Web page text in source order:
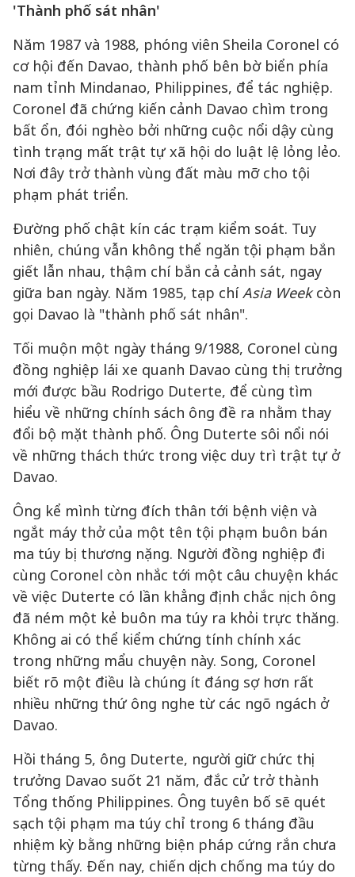
'Thành phố sát nhân'
Năm 1987 và 1988, phóng viên Sheila Coronel có
cơ hội đến Davao, thành phố bên bờ biển phía
nam tỉnh Mindanao, Philippines, để tác nghiệp.
Coronel đã chứng kiến cảnh Davao chìm trong
bất ổn, đói nghèo bởi những cuộc nổi dậy cùng
tình trạng mất trật tự xã hội do luật lệ lỏng lẻo.
Nơi đây trở thành vùng đất màu mỡ cho tội
phạm phát triển.
Đường phố chật kín các trạm kiểm soát. Tuy
nhiên, chúng vẫn không thể ngăn tội phạm bắn
giết lẫn nhau, thậm chí bắn cả cảnh sát, ngay
giữa ban ngày. Năm 1985, tạp chíAsia Weekcòn
gọi Davao là "thành phố sát nhân".
Tối muộn một ngày tháng 9/1988, Coronel cùng
đồng nghiệp lái xe quanh Davao cùng thị trưởng
mới được bầu Rodrigo Duterte, để cùng tìm
hiểu về những chính sách ông đề ra nhằm thay
đổi bộ mặt thành phố. Ông Duterte sôi nổi nói
về những thách thức trong việc duy trì trật tự ở
Davao.
Ông kể mình từng đích thân tới bệnh viện và
ngắt máy thở của một tên tội phạm buôn bán
ma túy bị thương nặng. Người đồng nghiệp đi
cùng Coronel còn nhắc tới một câu chuyện khác
về việc Duterte có lần khẳng định chắc nịch ông
đã ném một kẻ buôn ma túy ra khỏi trực thăng.
Không ai có thể kiểm chứng tính chính xác
trong những mẩu chuyện này. Song, Coronel
biết rõ một điều là chúng ít đáng sợ hơn rất
nhiều những thứ ông nghe từ các ngõ ngách ở
Davao.
Hồi tháng 5, ông Duterte, người giữ chức thị
trưởng Davao suốt 21 năm, đắc cử trở thành
Tổng thống Philippines. Ông tuyên bố sẽ quét
sạch tội phạm ma túy chỉ trong 6 tháng đầu
nhiệm kỳ bằng những biện pháp cứng rắn chưa
từng thấy. Đến nay, chiến dịch chống ma túy do